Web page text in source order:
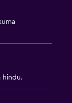
hindu.